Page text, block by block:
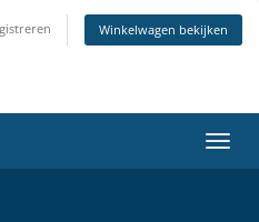
Winkelwagen bekijken
in-/